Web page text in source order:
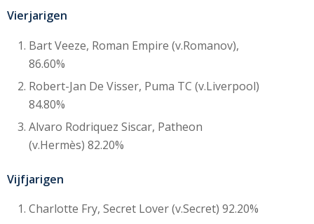
Vierjarigen
Bart Veeze, Roman Empire (v.Romanov),
86.60%
Robert-Jan De Visser, Puma TC (v.Liverpool)
84.80%
Alvaro Rodriquez Siscar, Patheon
(v.Hermès) 82.20%
Vijfjarigen
Charlotte Fry, Secret Lover (v.Secret) 92.20%